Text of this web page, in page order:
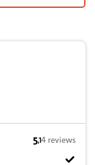
5,1 op basis
5,14 reviews